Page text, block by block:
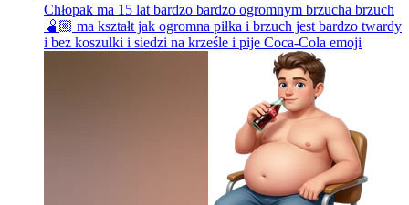
Chłopak ma 15 lat bardzo bardzo ogromnym brzucha brzuch
🫄🏼 ma kształt jak ogromna piłka i brzuch jest bardzo twardy
i bez koszulki i siedzi na krześle i pije Coca-Cola emoji